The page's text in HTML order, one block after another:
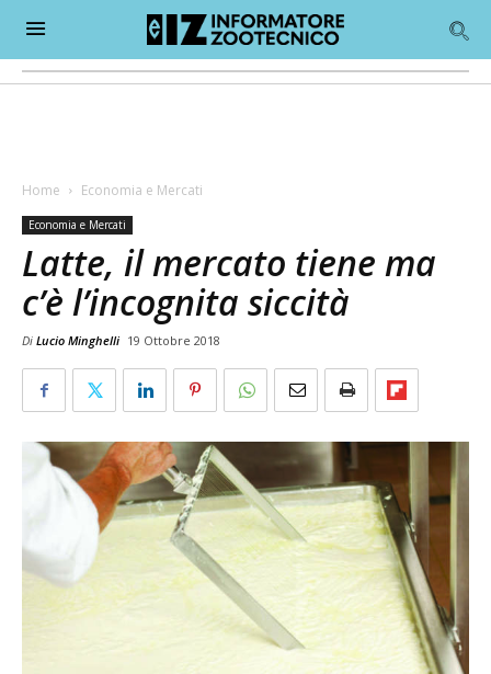
Home Economia e Mercati
Economia e Mercati
Latte, il mercato tiene ma
c’è l’incognita siccità
Di Lucio Minghelli 19 Ottobre 2018